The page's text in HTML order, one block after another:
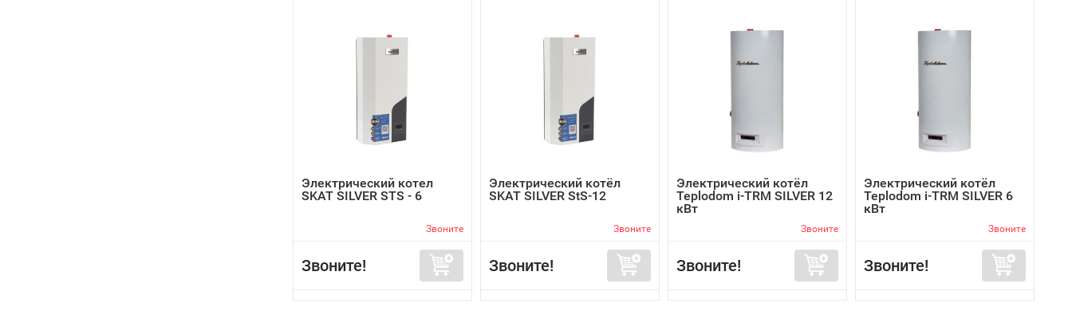
Электрический котел
SKAT SILVER STS - 6
Звоните
Звоните!
Электрический котёл
SKAT SILVER StS-12
Звоните
Звоните!
Электрический котёл
Teplodom i-TRM SILVER 12
кВт
Звоните
Звоните!
Электрический котёл
Teplodom i-TRM SILVER 6
кВт
Звоните
Звоните!